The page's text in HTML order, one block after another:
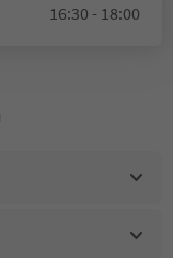
16:30 - 18:00